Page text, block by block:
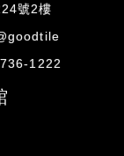
號2樓
1222